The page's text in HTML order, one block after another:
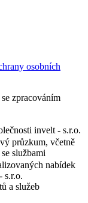
osobních
zpracováním
invelt - s.r.o.
průzkum, včetně
službami
nabídek
s.r.o.
a služeb